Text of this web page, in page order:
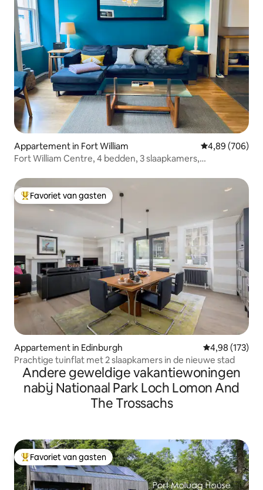
Appartement in Fort William Gemiddelde
4,89 (706)
Fort William Centre, 4 bedden, 3 slaapkamers,
Topfavoriet van gasten
Favoriet van gasten
Appartement in Edinburgh Gemiddelde
4,98 (173)
Prachtige tuinflat met 2 slaapkamers in de nieuwe stad
Andere geweldige vakantiewoningen
nabij Nationaal Park Loch Lomon And
The Trossachs
Topfavoriet van gasten
Favoriet van gasten